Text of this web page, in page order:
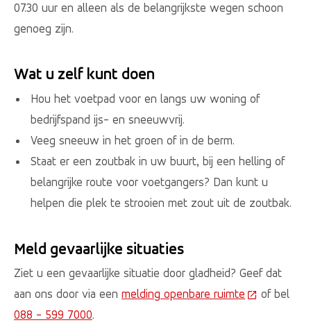
07.30 uur en alleen als de belangrijkste wegen schoon
genoeg zijn.
Wat u zelf kunt doen
Hou het voetpad voor en langs uw woning of
bedrijfspand ijs- en sneeuwvrij.
Veeg sneeuw in het groen of in de berm.
Staat er een zoutbak in uw buurt, bij een helling of
belangrijke route voor voetgangers? Dan kunt u
helpen die plek te strooien met zout uit de zoutbak.
Meld gevaarlijke situaties
Ziet u een gevaarlijke situatie door gladheid? Geef dat
aan ons door via een melding openbare ruimte (Deze link
of bel
088 - 599 7000.